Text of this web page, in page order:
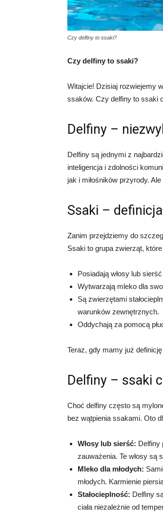
Czy delfiny to ssaki?
Czy delfiny to ssaki?
Witajcie! Dzisiaj rozwiejemy
ssaków. Czy delfiny to ssaki
Delfiny –
Delfiny są jednymi z
inteligencja i zdolności
jak i miłośników przyrody.
Ssaki – definicja
Zanim przejdziemy do
Ssaki to grupa zwierząt,
Posiadają włosy lub
Wytwarzają mleko dla
Są zwierzętami
warunków zewnętrznych.
Oddychają za pomocą
Teraz, gdy mamy już
Delfiny – ssaki
Choć delfiny często są
bez wątpienia ssakami. Oto
Włosy lub sierść: Delfiny
zauważenia. Te włosy są
Mleko dla młodych:
młodych. Karmienie
Stałocieplność: Delfiny
ciała niezależnie od